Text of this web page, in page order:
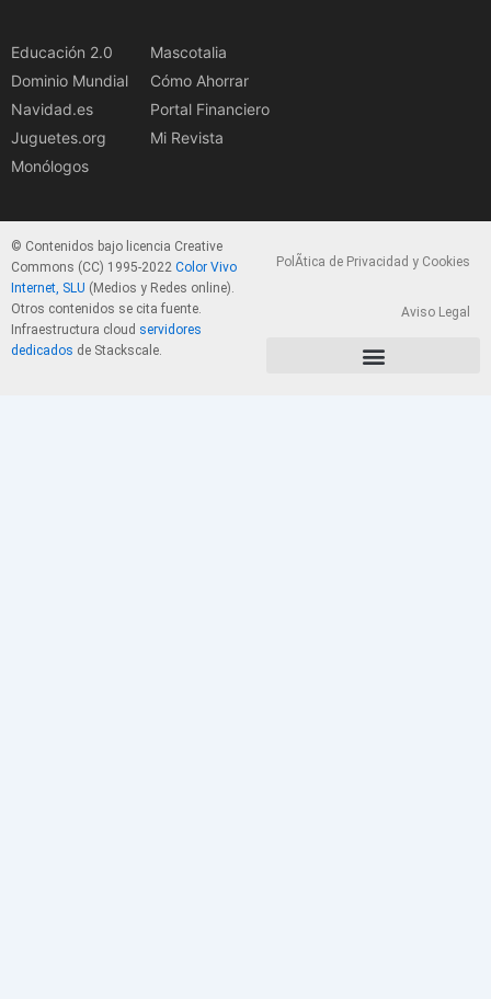
Educación 2.0
Dominio Mundial
Navidad.es
Juguetes.org
Monólogos
Mascotalia
Cómo Ahorrar
Portal Financiero
Mi Revista
© Contenidos bajo licencia Creative
Commons (CC) 1995-2022 Color Vivo
Internet, SLU (Medios y Redes online).
Otros contenidos se cita fuente.
Infraestructura cloud servidores
dedicados de Stackscale.
PolÃ­tica de Privacidad y Cookies
Aviso Legal